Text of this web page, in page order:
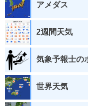
アメダス
2週間天気
気象予報士の
世界天気